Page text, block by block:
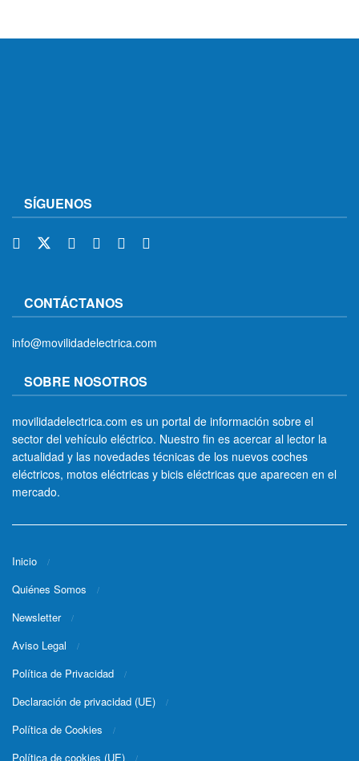
SÍGUENOS
CONTÁCTANOS
info@movilidadelectrica.com
SOBRE NOSOTROS
movilidadelectrica.com es un portal de información sobre el
sector del vehículo eléctrico. Nuestro fin es acercar al lector la
actualidad y las novedades técnicas de los nuevos coches
eléctricos, motos eléctricas y bicis eléctricas que aparecen en el
mercado.
Inicio
Quiénes Somos
Newsletter
Aviso Legal
Política de Privacidad
Declaración de privacidad (UE)
Política de Cookies
Política de cookies (UE)